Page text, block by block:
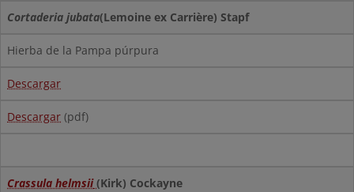
Cortaderia jubata(Lemoine ex Carrière) Stapf
Hierba de la Pampa púrpura
Descargar
Descargar (pdf)
Crassula helmsii (Kirk) Cockayne